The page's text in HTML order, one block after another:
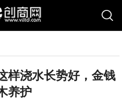
样浇水长势好，金钱
养护